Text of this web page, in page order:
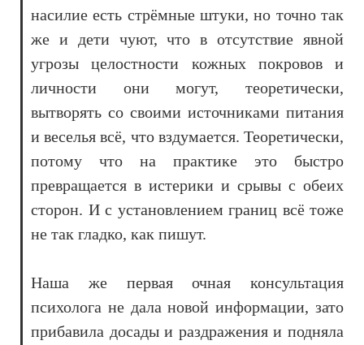
насилие есть стрёмные штуки, но точно так
же и дети чуют, что в отсутствие явной
угрозы целостности кожных покровов и
личности они могут, теоретически,
вытворять со своими источниками питания
и веселья всё, что вздумается. Теоретически,
потому что на практике это быстро
превращается в истерики и срывы с обеих
сторон. И с установлением границ всё тоже
не так гладко, как пишут.
Наша же первая очная консультация
психолога не дала новой информации, зато
прибавила досады и раздражения и подняла